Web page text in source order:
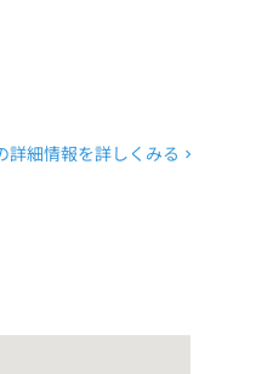
詳細情報を詳しくみる